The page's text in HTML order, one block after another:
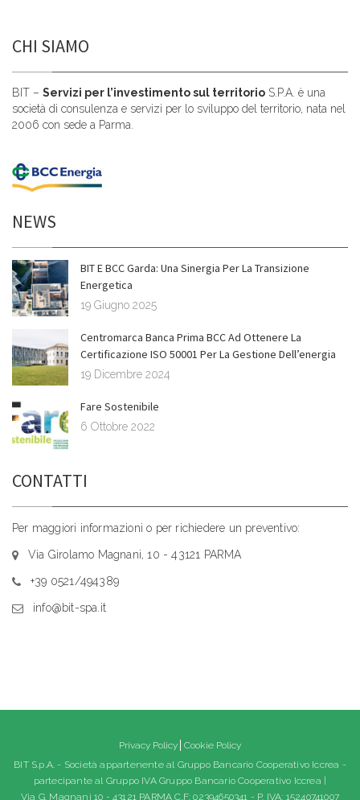
CHI SIAMO
BIT – Servizi per l’investimento sul territorio S.P.A. è una
società di consulenza e servizi per lo sviluppo del territorio, nata nel
2006 con sede a Parma.
NEWS
BIT E BCC Garda: Una Sinergia Per La Transizione
Energetica
19 Giugno 2025
Centromarca Banca Prima BCC Ad Ottenere La
Certificazione ISO 50001 Per La Gestione Dell’energia
19 Dicembre 2024
Fare Sostenibile
6 Ottobre 2022
CONTATTI
Per maggiori informazioni o per richiedere un preventivo:
Via Girolamo Magnani, 10 - 43121 PARMA
+39 0521/494389
info@bit-spa.it
Privacy Policy Cookie Policy
BIT S.p.A. - Società appartenente al Gruppo Bancario Cooperativo Iccrea -
partecipante al Gruppo IVA Gruppo Bancario Cooperativo Iccrea |
Via G. Magnani 10 - 43121 PARMA C.F: 02394650341 - P. IVA: 15240741007